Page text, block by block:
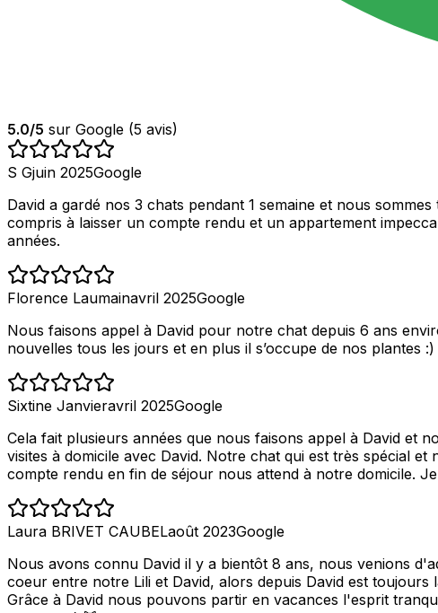
5.0/5 sur Google (5 avis)
S Gjuin 2025Google
David a gardé nos 3 chats pendant 1 semaine et nous
compris à laisser un compte rendu et un appartement
années.
Florence Laumainavril 2025Google
Nous faisons appel à David pour notre chat depuis 6 ans
nouvelles tous les jours et en plus il s’occupe de nos plantes
Sixtine Janvieravril 2025Google
Cela fait plusieurs années que nous faisons appel à David et
visites à domicile avec David. Notre chat qui est très spécial
compte rendu en fin de séjour nous attend à notre domicile.
Laura BRIVET CAUBELaoût 2023Google
Nous avons connu David il y a bientôt 8 ans, nous venions
coeur entre notre Lili et David, alors depuis David est
Grâce à David nous pouvons partir en vacances l'esprit